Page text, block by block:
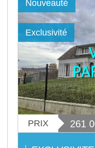
Exclusivité
Nouveauté
PRIX 261